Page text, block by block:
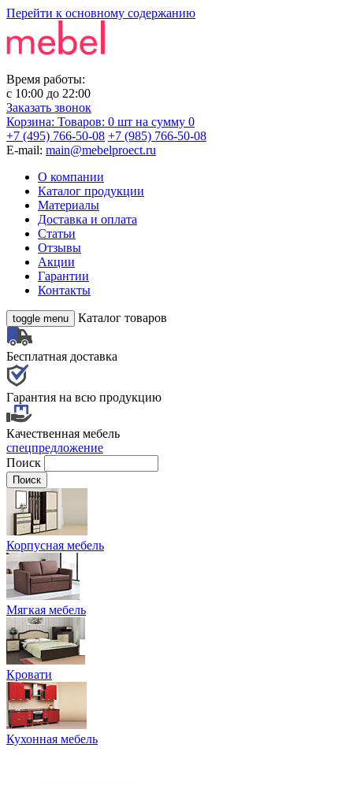
Перейти к основному содержанию
Время работы:
с 10:00 до 22:00
Заказать звонок
Корзина: Товаров: 0 шт на сумму 0
+7 (495) 766-50-08 +7 (985) 766-50-08
E-mail: main@mebelproect.ru
О компании
Каталог продукции
Материалы
Доставка и оплата
Статьи
Отзывы
Акции
Гарантии
Контакты
toggle menu Каталог товаров
Бесплатная доставка
Гарантия на всю продукцию
Качественная мебель
спецпредложение
Поиск
Корпусная мебель
Мягкая мебель
Кровати
Кухонная мебель